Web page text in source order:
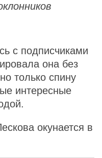
с подписчиками
она без
только спину
интересные
окунается в